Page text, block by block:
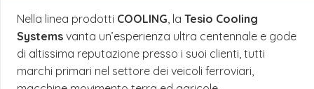
Nella linea prodotti COOLING, la Tesio Cooling
Systems vanta un’esperienza ultra centennale e gode
di altissima reputazione presso i suoi clienti, tutti
marchi primari nel settore dei veicoli ferroviari,